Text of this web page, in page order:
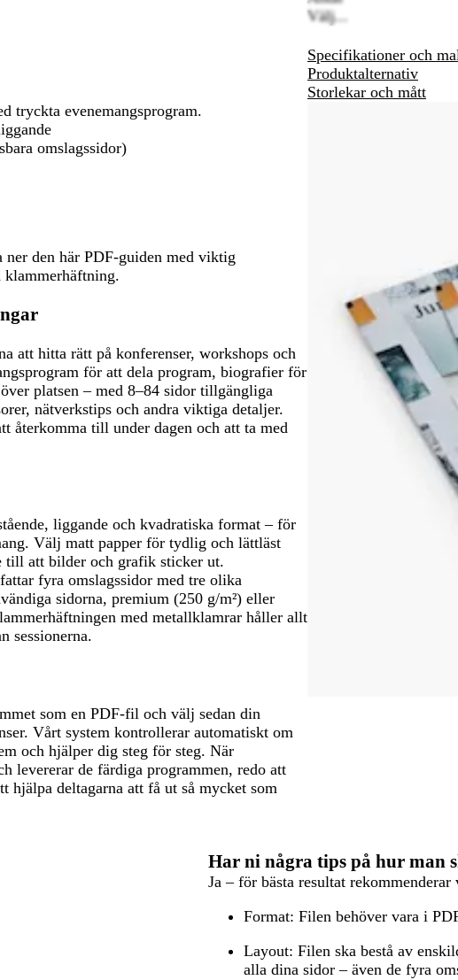
Välj...
Specifikationer och
Produktalternativ
Storlekar och mått
tryckta evenemangsprogram.
omslagssidor)
den här PDF-guiden med viktig
klammerhäftning.
att hitta rätt på konferenser, workshops och
för att dela program, biografier för
platsen – med 8–84 sidor tillgängliga
nätverkstips och andra viktiga detaljer.
återkomma till under dagen och att ta med
liggande och kvadratiska format – för
Välj matt papper för tydlig och lättläst
till att bilder och grafik sticker ut.
fyra omslagssidor med tre olika
sidorna, premium (250 g/m²) eller
med metallklamrar håller allt
sessionerna.
som en PDF-fil och välj sedan din
Vårt system kontrollerar automatiskt om
och hjälper dig steg för steg. När
levererar de färdiga programmen, redo att
hjälpa deltagarna att få ut så mycket som
Har ni några tips på hur man
Ja – för bästa resultat
Format: Filen behöver vara i
Layout: Filen ska bestå av
alla dina sidor – även de fyra